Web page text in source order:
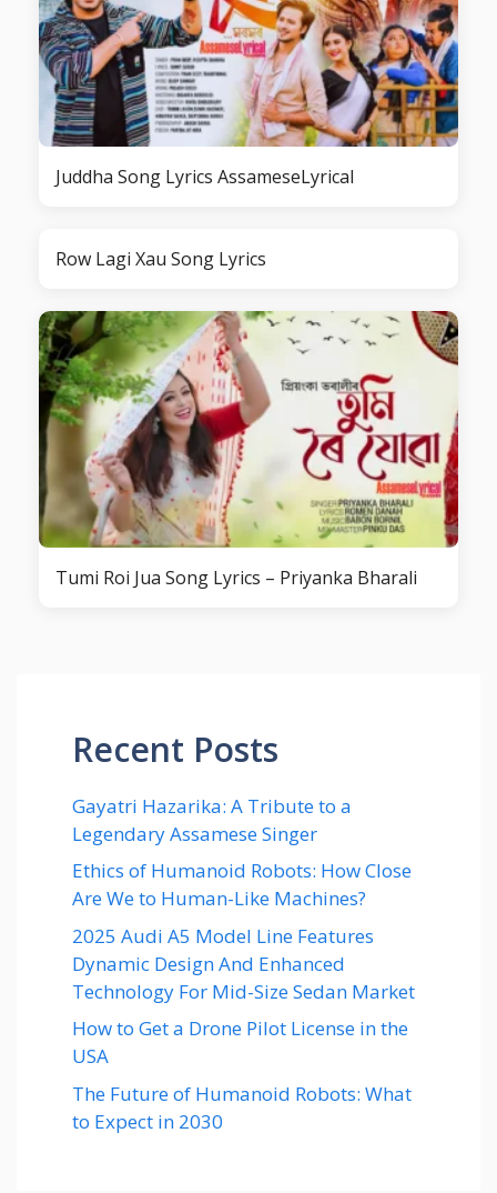
Juddha Song Lyrics AssameseLyrical
Row Lagi Xau Song Lyrics
Tumi Roi Jua Song Lyrics – Priyanka Bharali
Recent Posts
Gayatri Hazarika: A Tribute to a
Legendary Assamese Singer
Ethics of Humanoid Robots: How Close
Are We to Human-Like Machines?
2025 Audi A5 Model Line Features
Dynamic Design And Enhanced
Technology For Mid-Size Sedan Market
How to Get a Drone Pilot License in the
USA
The Future of Humanoid Robots: What
to Expect in 2030